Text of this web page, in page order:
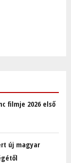
filmje 2026 első
új magyar